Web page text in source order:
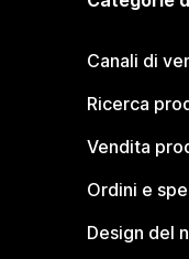
Canali di
Ricerca
Vendita
Ordini e
Design del